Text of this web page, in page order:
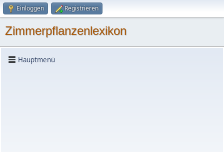
Einloggen Registrieren
Zimmerpflanzenlexikon
Hauptmenü